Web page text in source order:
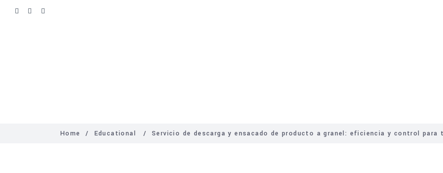
Home / Educational /Servicio de descarga y ensacado de producto a granel: eficiencia y control para